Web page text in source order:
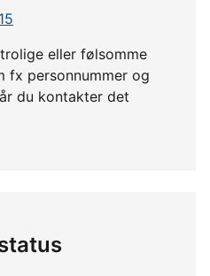
eller følsomme
fx personnummer og
du kontakter det